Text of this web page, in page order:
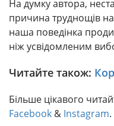
На думку автора,
причина труднощів
наша поведінка
ніж усвідомленим
Читайте також:
Більше цікавого
Facebook & Instagram.